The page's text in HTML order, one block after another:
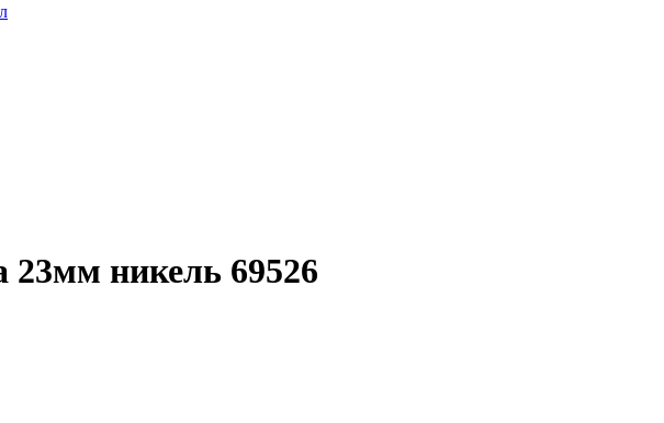
23мм никель 69526